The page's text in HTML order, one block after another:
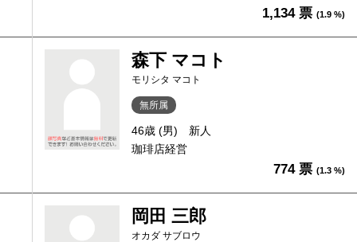
1,134 票 (1.9 %)
森下 マコト
モリシタ マコト
無所属
46歳 (男)
新人
珈琲店経営
774 票 (1.3 %)
岡田 三郎
オカダ サブロウ